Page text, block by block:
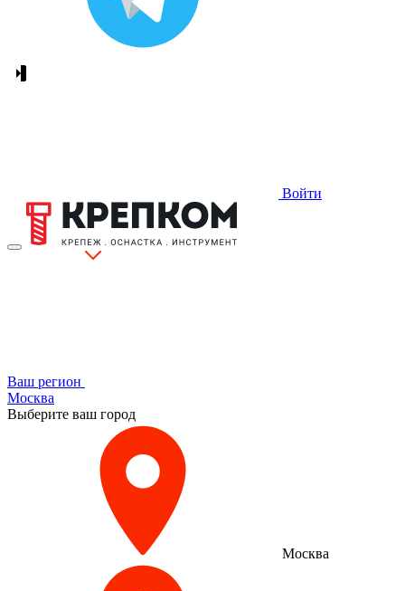
Войти
Ваш регион
Москва
Выберите ваш город
Москва